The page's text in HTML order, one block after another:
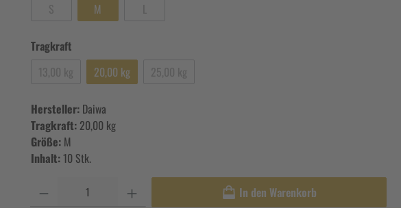
M
Tragkraft
20,00 kg
Hersteller: Daiwa
Tragkraft: 20,00 kg
Größe: M
Inhalt: 10 Stk.
In den Warenkorb